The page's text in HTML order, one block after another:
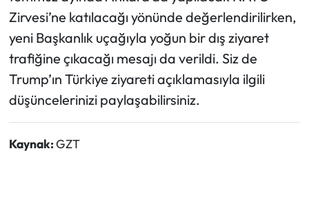
Zirvesi’ne katılacağı yönünde değerlendirilirken,
yeni Başkanlık uçağıyla yoğun bir dış ziyaret
trafiğine çıkacağı mesajı da verildi. Siz de
Trump’ın Türkiye ziyareti açıklamasıyla ilgili
düşüncelerinizi paylaşabilirsiniz.
Kaynak:GZT